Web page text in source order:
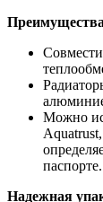
Можно
паспорте.
Надежная